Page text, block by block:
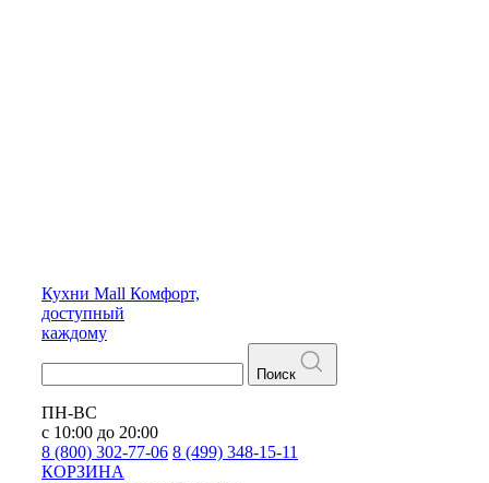
Кухни Mall Комфорт,
доступный
каждому
Поиск
ПН-ВС
с 10:00 до 20:00
8 (800) 302-77-06 8 (499) 348-15-11
КОРЗИНА